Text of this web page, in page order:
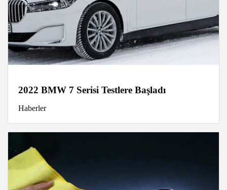
2022 BMW 7 Serisi Testlere Başladı
Haberler